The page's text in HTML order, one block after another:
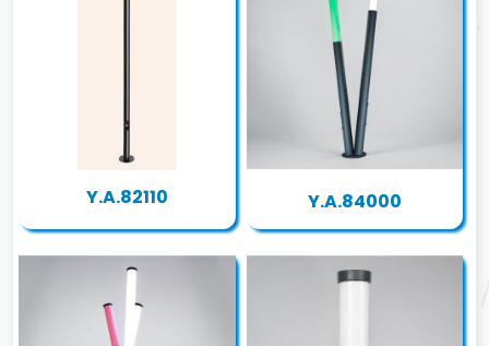
Y.A.82110 Y.A.84000